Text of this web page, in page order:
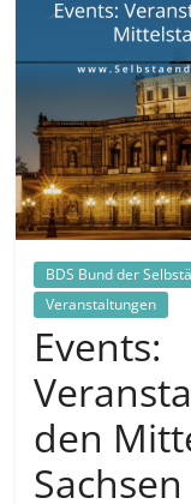
außerhalb
Mitteldeutschlands
BDS Bund der
Veranstaltungen
Events:
den
Sachsen